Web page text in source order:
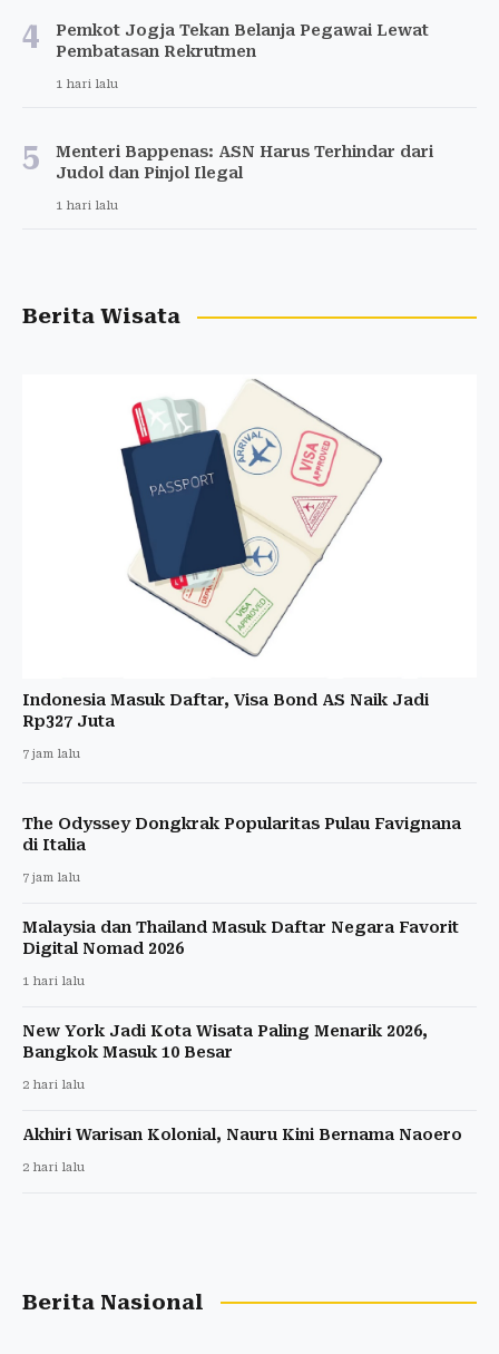
4
Pemkot Jogja Tekan Belanja Pegawai Lewat
Pembatasan Rekrutmen
1 hari lalu
5
Menteri Bappenas: ASN Harus Terhindar dari
Judol dan Pinjol Ilegal
1 hari lalu
Berita Wisata
Indonesia Masuk Daftar, Visa Bond AS Naik Jadi
Rp327 Juta
7 jam lalu
The Odyssey Dongkrak Popularitas Pulau Favignana
di Italia
7 jam lalu
Malaysia dan Thailand Masuk Daftar Negara Favorit
Digital Nomad 2026
1 hari lalu
New York Jadi Kota Wisata Paling Menarik 2026,
Bangkok Masuk 10 Besar
2 hari lalu
Akhiri Warisan Kolonial, Nauru Kini Bernama Naoero
2 hari lalu
Berita Nasional